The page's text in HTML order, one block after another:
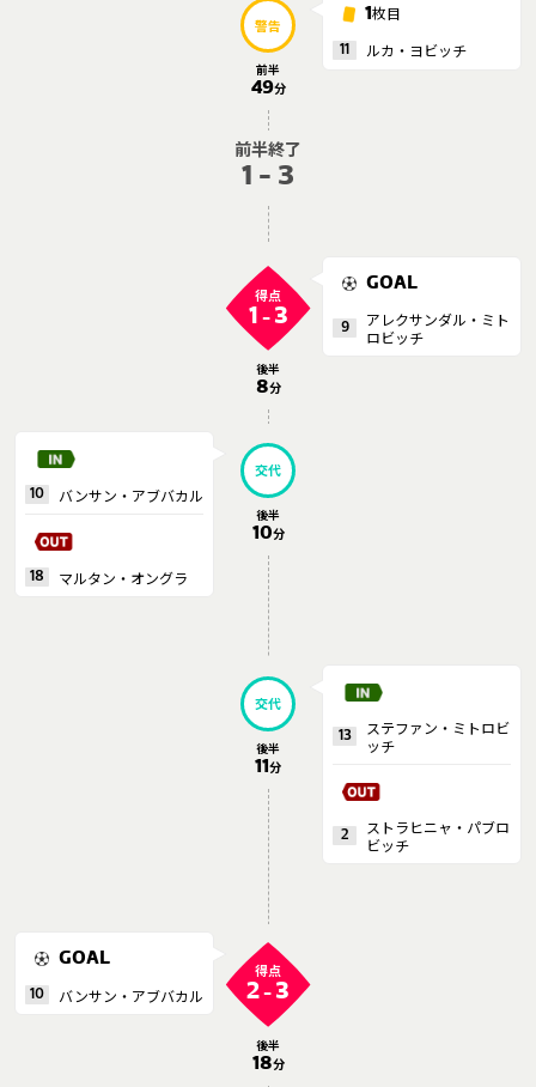
警告
前半
49分
1枚目
11 ルカ・ヨビッチ
前半終了
1 - 3
得点
1 -3
後半
8分
GOAL
9
アレクサンダル・ミト
ロビッチ
10 バンサン・アブバカル
18 マルタン・オングラ
交代
後半
10分
交代
後半
11 分
13
ステファン・ミトロビ
ッチ
2
ストラヒニャ・パブロ
ビッチ
GOAL
10 バンサン・アブバカル
得点
2-3
後半
18分